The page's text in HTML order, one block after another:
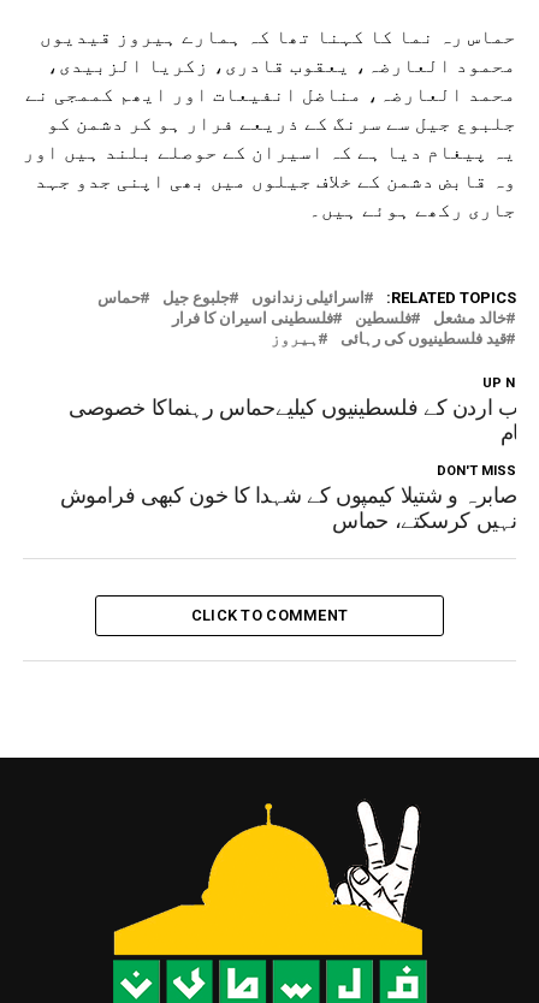
حماس رہ نما کا کہنا تھا کہ ہمارے ہیروز قیدیوں
محمود العارضہ، یعقوب قادری، زکریا الزبیدی،
محمد العارضہ، مناضل انفیعات اور ایھم کممجی نے
جلبوع جیل سے سرنگ کے ذریعے فرار ہو کر دشمن کو
یہ پیغام دیا ہے کہ اسیران کے حوصلے بلند ہیں اور
وہ قابض دشمن کے خلاف جیلوں میں بھی اپنی جدو جہد
جاری رکھے ہوئے ہیں۔
RELATED TOPICS: اسرائیلی زندانوں جلبوع جیل
حماس
خالد مشعل
فلسطین
فلسطینی اسیران کا فرار
قید فلسطینیوں کی رہائی
ہیروز
UP
اردن کے فلسطینیوں کیلیےحماس رہنماکا خصوصی
DON'T MISS
صابرہ و شتیلا کیمپوں کے شہدا کا خون کبھی فراموش
نہیں کرسکتے، حماس
CLICK TO COMMENT